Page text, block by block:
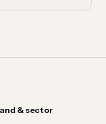
& sector